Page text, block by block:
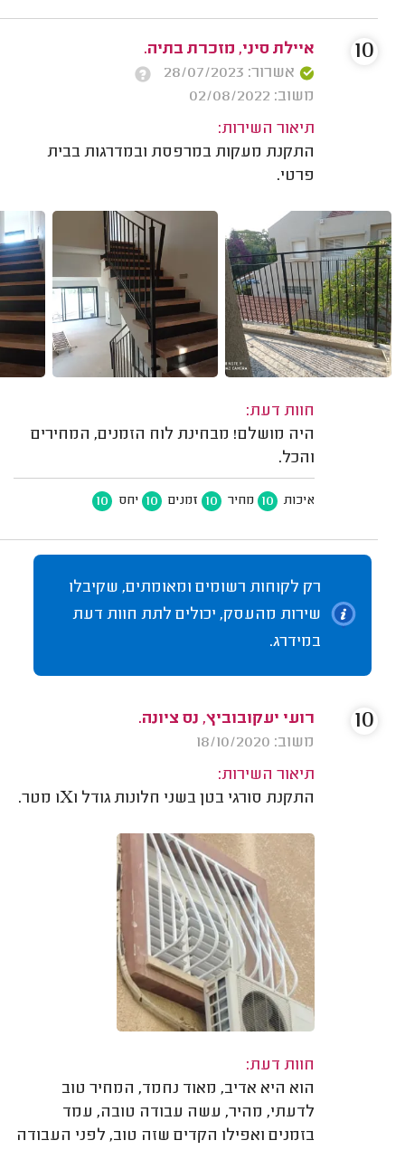
איילת סיני, מזכרת בתיה.
אשרור: 28/07/2023
משוב: 02/08/2022
תיאור השירות:
התקנת מעקות במרפסת ובמדרגות בבית
פרטי.
חוות דעת:
היה מושלם! מבחינת לוח הזמנים, המחירים
והכל.
איכות 10 מחיר 10 זמנים 10 יחס 10
10
רק לקוחות רשומים ומאומתים, שקיבלו
שירות מהעסק, יכולים לתת חוות דעת
במידרג.
רועי יעקובוביץ, נס ציונה.
משוב: 18/10/2020
תיאור השירות:
התקנת סורגי בטן בשני חלונות גודל 1X1 מטר.
חוות דעת:
הוא היא אדיב, מאוד נחמד, המחיר טוב
לדעתי, מהיר, עשה עבודה טובה, עמד
בזמנים ואפילו הקדים שזה טוב, לפני העבודה
10